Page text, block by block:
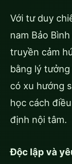
Với tư duy
nam Bảo
truyền cảm
bằng lý
có xu hướng
học cách
định nội tâm.
Độc lập và